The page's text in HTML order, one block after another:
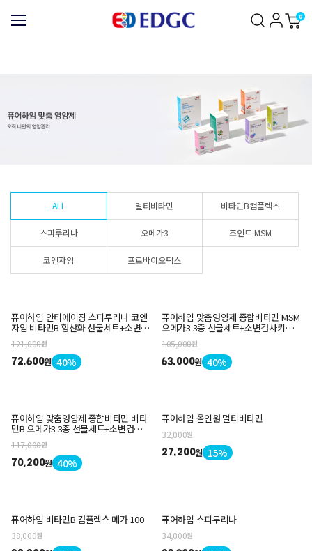
0
ALL 멀티비타민 비타민B컴플렉스
스피루리나 오메가3 조인트 MSM
코엔자임 프로바이오틱스
퓨어하임 안티에이징 스피루리나 코엔
자임 비타민B 항산화 선물세트+소변검
사키트 1KIT
121,000원
72,600원 40%
퓨어하임 맞춤영양제 종합비타민 MSM
오메가3 3종 선물세트+소변검사키트
1KIT
105,000원
63,000원 40%
퓨어하임 맞춤영양제 종합비타민 비타
민B 오메가3 3종 선물세트+소변검사키
트 1KIT
117,000원
70,200원 40%
퓨어하임 올인원 멀티비타민
32,000원
27,200원 15%
퓨어하임 비타민B 컴플렉스 메가 100
38,000원
퓨어하임 스피루리나
34,000원